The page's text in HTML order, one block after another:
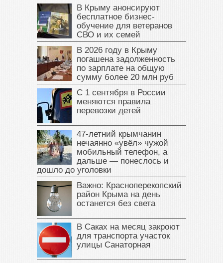
В Крыму анонсируют
бесплатное бизнес-
обучение для ветеранов
СВО и их семей
В 2026 году в Крыму
погашена задолженность
по зарплате на общую
сумму более 20 млн руб
С 1 сентября в России
меняются правила
перевозки детей
47‑летний крымчанин
нечаянно «увёл» чужой
мобильный телефон, а
дальше — понеслось и
дошло до уголовки
Важно: Красноперекопский
район Крыма на день
останется без света
В Саках на месяц закроют
для транспорта участок
улицы Санаторная